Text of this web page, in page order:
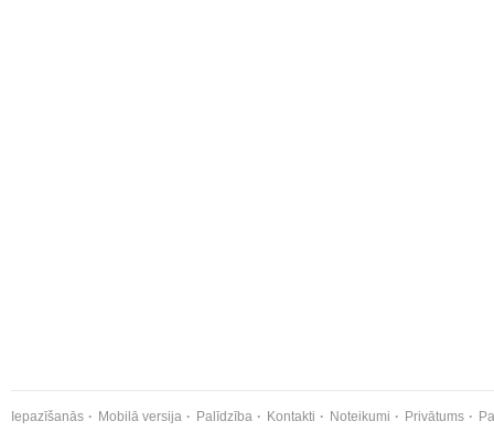
Iepazīšanās Mobilā versija Palīdzība Kontakti Noteikumi Privātums